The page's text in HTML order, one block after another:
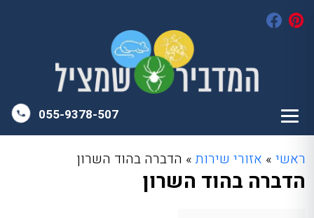
055-9378-507
ראשי » אזורי שירות» הדברה בהוד השרון
הדברה בהוד השרון